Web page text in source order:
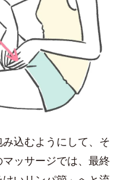
込むようにして、そ
ッサージでは、最終